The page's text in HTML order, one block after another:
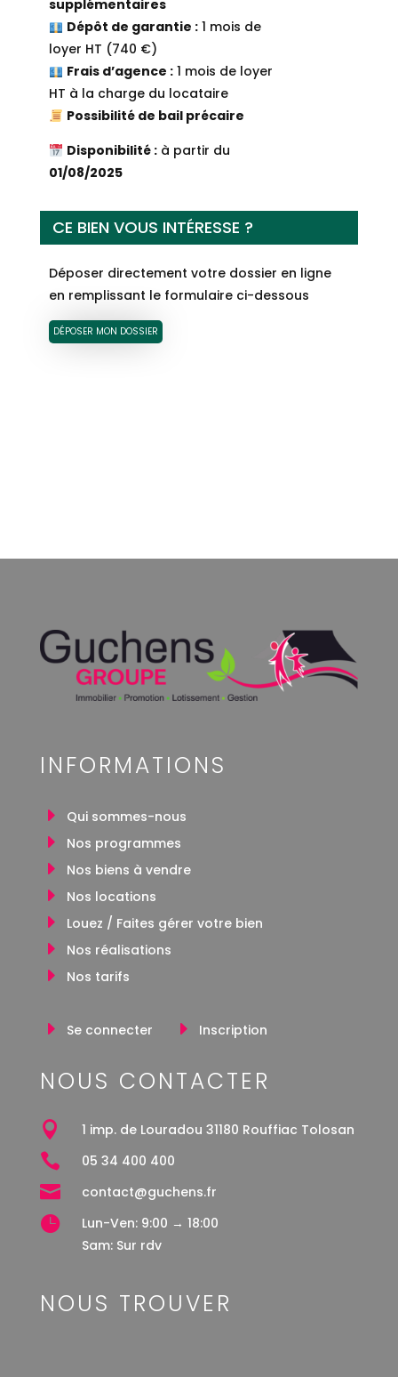
supplémentaires
Dépôt de garantie :1 mois de
loyer HT (740 €)
Frais d’agence :1 mois de loyer
HT à la charge du locataire
Possibilité de bail précaire
Disponibilité :à partir du
01/08/2025
CE BIEN VOUS INTÉRESSE ?
Déposer directement votre dossier en ligne
en remplissant le formulaire ci-dessous
INFORMATIONS
Qui sommes-nous
Nos programmes
Nos biens à vendre
Nos locations
Louez / Faites gérer votre bien
Nos réalisations
Nos tarifs
Se connecter Inscription
NOUS CONTACTER
 1 imp. de Louradou 31180 Rouffiac Tolosan
 05 34 400 400
 contact@guchens.fr

Lun-Ven: 9:00 → 18:00
Sam: Sur rdv
NOUS TROUVER